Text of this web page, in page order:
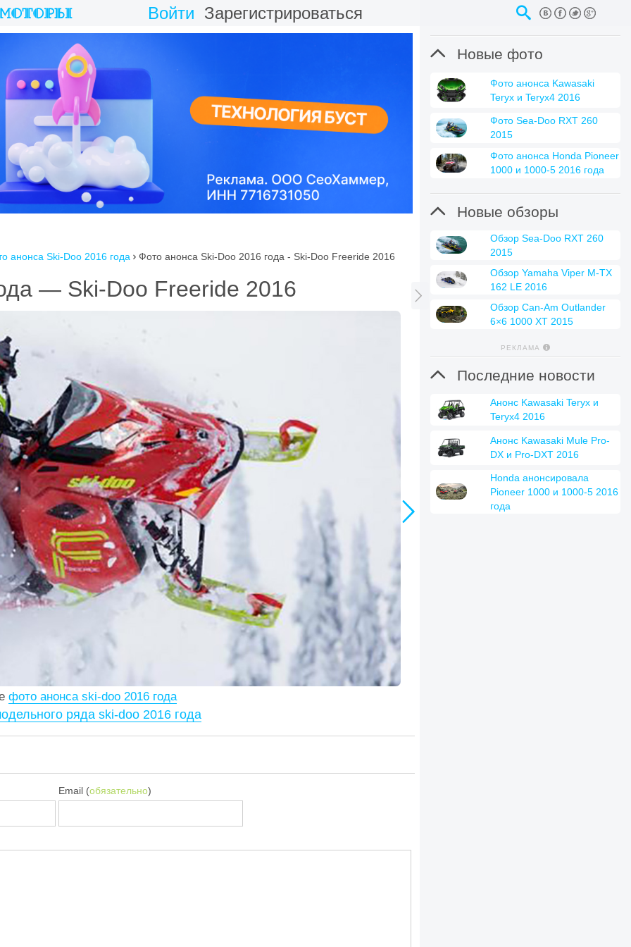
Войти Зарегистрироваться
анонса Ski-Doo 2016 года  Фото анонса Ski-Doo 2016 года - Ski-Doo Freeride 2016
— Ski-Doo Freeride 2016

фото анонса ski-doo 2016 года
ряда ski-doo 2016 года
Email (обязательно)

 Новые фото
Фото анонса Kawasaki
Teryx и Teryx4 2016
Фото Sea-Doo RXT 260
2015
Фото анонса Honda Pioneer
1000 и 1000-5 2016 года
 Новые обзоры
Обзор Sea-Doo RXT 260
2015
Обзор Yamaha Viper M-TX
162 LE 2016
Обзор Can-Am Outlander
6×6 1000 XT 2015
РЕКЛАМА
 Последние новости
Анонс Kawasaki Teryx и
Teryx4 2016
Анонс Kawasaki Mule Pro-
DX и Pro-DXT 2016
Honda анонсировала
Pioneer 1000 и 1000-5 2016
года